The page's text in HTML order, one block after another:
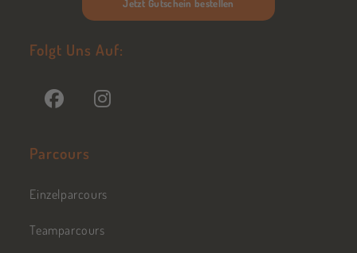
Jetzt Gutschein bestellen
Folgt Uns Auf:
Parcours
Einzelparcours
Teamparcours